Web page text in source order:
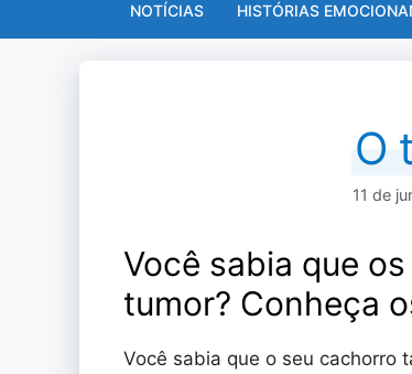
NOTÍCIAS HISTÓRIAS
O
11 de
Você sabia que
tumor? Conheça
Você sabia que o seu cachorro